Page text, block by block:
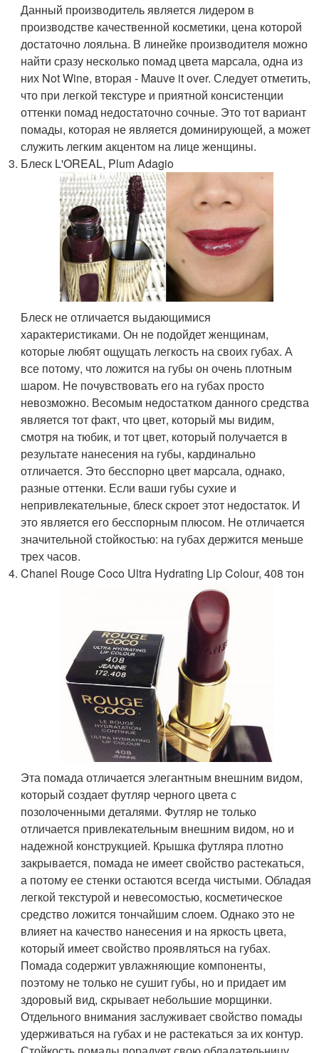
Данный производитель является лидером в
производстве качественной косметики, цена которой
достаточно лояльна. В линейке производителя можно
найти сразу несколько помад цвета марсала, одна из
них Not Wine, вторая - Mauve it over. Следует отметить,
что при легкой текстуре и приятной консистенции
оттенки помад недостаточно сочные. Это тот вариант
помады, которая не является доминирующей, а может
служить легким акцентом на лице женщины.
Блеск L'OREAL, Plum Adagio
Блеск не отличается выдающимися
характеристиками. Он не подойдет женщинам,
которые любят ощущать легкость на своих губах. А
все потому, что ложится на губы он очень плотным
шаром. Не почувствовать его на губах просто
невозможно. Весомым недостатком данного средства
является тот факт, что цвет, который мы видим,
смотря на тюбик, и тот цвет, который получается в
результате нанесения на губы, кардинально
отличается. Это бесспорно цвет марсала, однако,
разные оттенки. Если ваши губы сухие и
непривлекательные, блеск скроет этот недостаток. И
это является его бесспорным плюсом. Не отличается
значительной стойкостью: на губах держится меньше
трех часов.
Chanel Rouge Coco Ultra Hydrating Lip Colour, 408 тон
Эта помада отличается элегантным внешним видом,
который создает футляр черного цвета с
позолоченными деталями. Футляр не только
отличается привлекательным внешним видом, но и
надежной конструкцией. Крышка футляра плотно
закрывается, помада не имеет свойство растекаться,
а потому ее стенки остаются всегда чистыми. Обладая
легкой текстурой и невесомостью, косметическое
средство ложится тончайшим слоем. Однако это не
влияет на качество нанесения и на яркость цвета,
который имеет свойство проявляться на губах.
Помада содержит увлажняющие компоненты,
поэтому не только не сушит губы, но и придает им
здоровый вид, скрывает небольшие морщинки.
Отдельного внимания заслуживает свойство помады
удерживаться на губах и не растекаться за их контур.